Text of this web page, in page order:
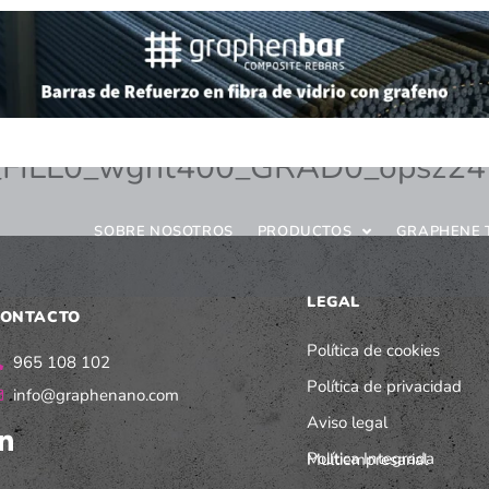
SOBRE NOSOTROS PRODUCTOS GRAPHENE
965 108 102
info@graphenano.com
LEGAL
Política de cookies
Política de privacidad
Aviso legal
Política Integrada Multiempresarial